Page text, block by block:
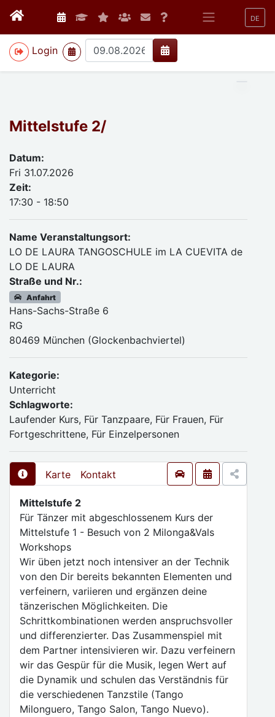
DE
Login
>
Mittelstufe 2/
Datum:
Fri 31.07.2026
Zeit:
17:30 - 18:50
Name Veranstaltungsort:
LO DE LAURA TANGOSCHULE im LA CUEVITA de
LO DE LAURA
Straße und Nr.:
Anfahrt
Hans-Sachs-Straße 6
RG
80469 München (Glockenbachviertel)
Kategorie:
Unterricht
Schlagworte:
Laufender Kurs, Für Tanzpaare, Für Frauen, Für
Fortgeschrittene, Für Einzelpersonen
Karte Kontakt
Mittelstufe 2
Für Tänzer mit abgeschlossenem Kurs der
Mittelstufe 1 - Besuch von 2 Milonga&Vals
Workshops
Wir üben jetzt noch intensiver an der Technik
von den Dir bereits bekannten Elementen und
verfeinern, variieren und ergänzen deine
tänzerischen Möglichkeiten. Die
Schrittkombinationen werden anspruchsvoller
und differenzierter. Das Zusammenspiel mit
dem Partner intensivieren wir. Dazu verfeinern
wir das Gespür für die Musik, legen Wert auf
die Dynamik und schulen das Verständnis für
die verschiedenen Tanzstile (Tango
Milonguero, Tango Salon, Tango Nuevo).